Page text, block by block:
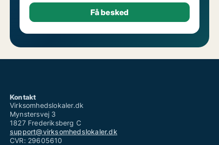
Kontakt
Virksomhedslokaler.dk
Mynstersvej 3
1827 Frederiksberg C
support@virksomhedslokaler.dk
CVR: 29605610